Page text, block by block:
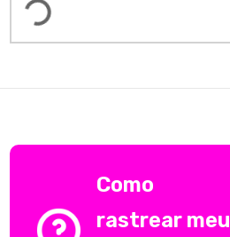
Como
rastrear meu